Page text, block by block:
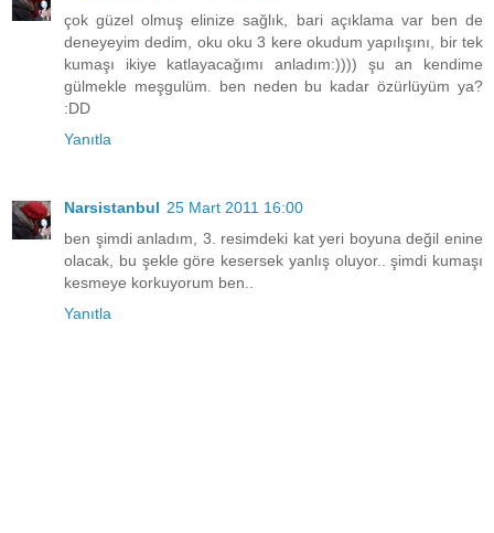
çok güzel olmuş elinize sağlık, bari açıklama var ben de
deneyeyim dedim, oku oku 3 kere okudum yapılışını, bir tek
kumaşı ikiye katlayacağımı anladım:)))) şu an kendime
gülmekle meşgulüm. ben neden bu kadar özürlüyüm ya?
:DD
Yanıtla
Narsistanbul 25 Mart 2011 16:00
ben şimdi anladım, 3. resimdeki kat yeri boyuna değil enine
olacak, bu şekle göre kesersek yanlış oluyor.. şimdi kumaşı
kesmeye korkuyorum ben..
Yanıtla